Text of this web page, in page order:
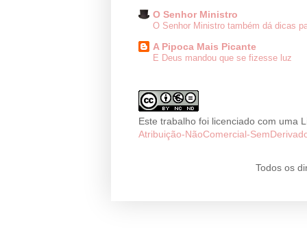
O Senhor Ministro
O Senhor Ministro também dá dicas
A Pipoca Mais Picante
E Deus mandou que se fizesse luz
Este trabalho foi licenciado com uma
Atribuição-NãoComercial-
Todos os